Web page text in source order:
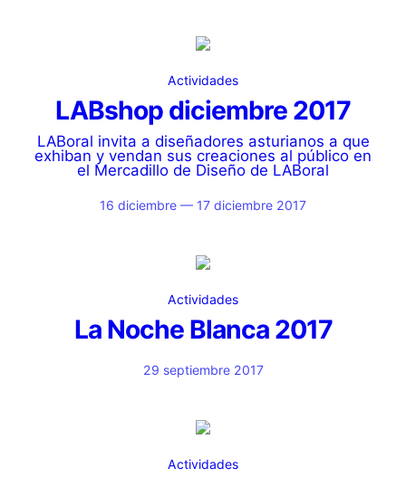
Actividades
LABshop diciembre 2017
LABoral invita a diseñadores asturianos a que
exhiban y vendan sus creaciones al público en
el Mercadillo de Diseño de LABoral
16 diciembre — 17 diciembre 2017
Actividades
La Noche Blanca 2017
29 septiembre 2017
Actividades